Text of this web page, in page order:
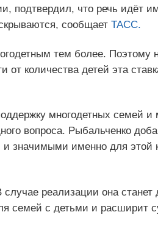
подтвердил, что речь идёт
сообщает ТАСС.
тем более. Поэтому
от количества детей эта
многодетных семей и
вопроса. Рыбальченко
значимыми именно для этой
реализации она станет
семей с детьми и расширит